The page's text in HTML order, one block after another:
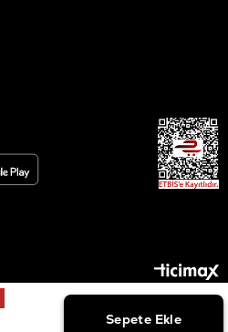
Tüm hakları saklıdır.